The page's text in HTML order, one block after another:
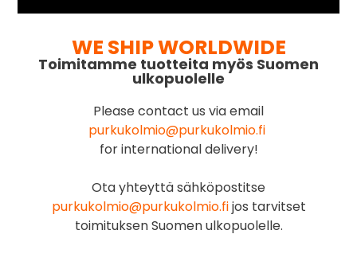
WE SHIP WORLDWIDE
Toimitamme tuotteita myös Suomen
ulkopuolelle
Please contact us via email
purkukolmio@purkukolmio.fi
for international delivery!
Ota yhteyttä sähköpostitse
purkukolmio@purkukolmio.fijos tarvitset
toimituksen Suomen ulkopuolelle.